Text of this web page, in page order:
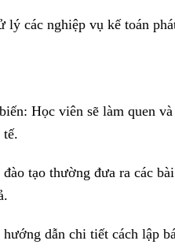
các nghiệp vụ kế toán
Học viên sẽ làm quen
tế.
tạo thường đưa ra các
dẫn chi tiết cách lập